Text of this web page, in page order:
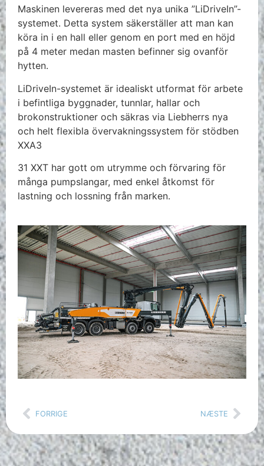
Maskinen levereras med det nya unika ”LiDriveIn”-
systemet. Detta system säkerställer att man kan
köra in i en hall eller genom en port med en höjd
på 4 meter medan masten befinner sig ovanför
hytten.
LiDriveIn-systemet är idealiskt utformat för arbete
i befintliga byggnader, tunnlar, hallar och
brokonstruktioner och säkras via Liebherrs nya
och helt flexibla övervakningssystem för stödben
XXA3
31 XXT har gott om utrymme och förvaring för
många pumpslangar, med enkel åtkomst för
lastning och lossning från marken.
FORRIGE NÆSTE